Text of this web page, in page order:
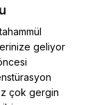
geliyor
çok gergin